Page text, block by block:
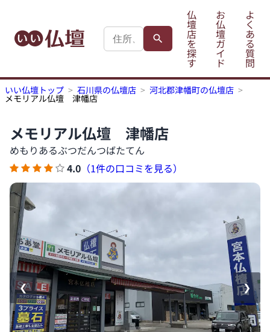
仏
壇
店
を
探
す
お
仏
壇
ガ
イ
ド
よ
く
あ
る
質
問
いい仏壇トップ 石川県の仏壇店 河北郡津幡町の仏壇店
メモリアル仏壇 津幡店
メモリアル仏壇 津幡店
めもりあるぶつだんつばたてん
4.0 （1件の口コミを見る）
❮ ❯